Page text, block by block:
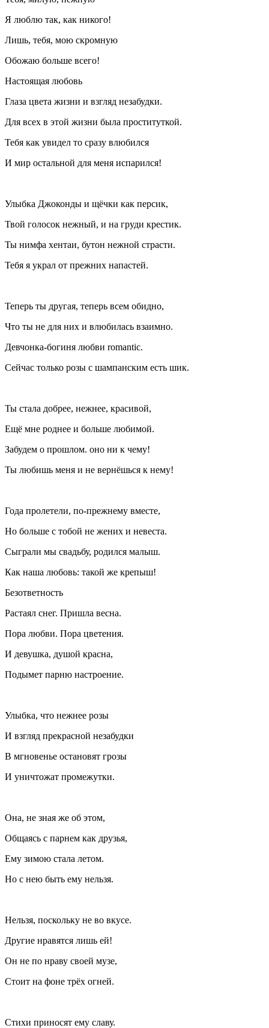
Я люблю так, как никого!
Лишь, тебя, мою скромную
Обожаю больше всего!
Настоящая любовь
Глаза цвета жизни и взгляд незабудки.
Для всех в этой жизни была проституткой.
Тебя как увидел то сразу влюбился
И мир остальной для меня испарился!
Улыбка Джоконды и щёчки как персик,
Твой голосок нежный, и на груди крестик.
Ты нимфа хентаи, бутон нежной страсти.
Тебя я украл от прежних напастей.
Теперь ты другая, теперь всем обидно,
Что ты не для них и влюбилась взаимно.
Девчонка-богиня любви romantic.
Сейчас только розы с шампанским есть шик.
Ты стала добрее, нежнее, красивой,
Ещё мне роднее и больше любимой.
Забудем о прошлом. оно ни к чему!
Ты любишь меня и не вернёшься к нему!
Года пролетели, по-прежнему вместе,
Но больше с тобой не жених и невеста.
Сыграли мы свадьбу, родился малыш.
Как наша любовь: такой же крепыш!
Безответность
Растаял снег. Пришла весна.
Пора любви. Пора цветения.
И девушка, душой красна,
Подымет парню настроение.
Улыбка, что нежнее розы
И взгляд прекрасной незабудки
В мгновенье остановят грозы
И уничтожат промежутки.
Она, не зная же об этом,
Общаясь с парнем как друзья,
Ему зимою стала летом.
Но с нею быть ему нельзя.
Нельзя, поскольку не во вкусе.
Другие нравятся лишь ей!
Он не по нраву своей музе,
Стоит на фоне трёх огней.
Стихи приносят ему славу.